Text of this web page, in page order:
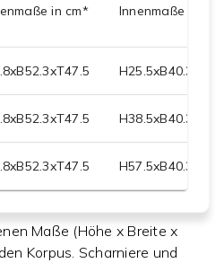
in cm* Innenmaße in cm
xB52.3xT47.5 H25.5xB40.3
xB52.3xT47.5 H38.5xB40.3
xB52.3xT47.5 H57.5xB40.3
Maße (Höhe x Breite x
Korpus. Scharniere und